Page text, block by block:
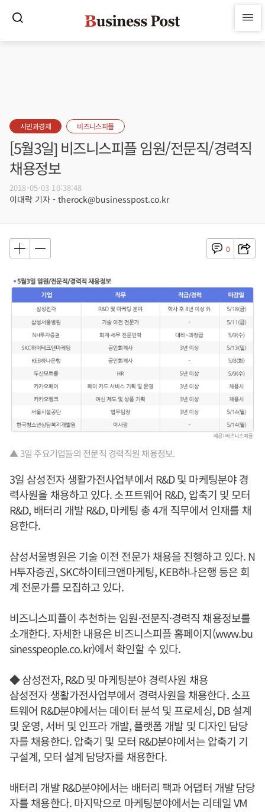
시민과경제 비즈니스피플
[5월3일] 비즈니스피플 임원/전문직/경력직
채용정보
2018-05-03 10:38:48
이대락 기자 - therock@businesspost.co.kr
0
▲ 3일 주요기업들의 전문직 경력직원 채용정보.
3일 삼성전자 생활가전사업부에서 R&D 및 마케팅분야 경
력사원을 채용하고 있다. 소프트웨어 R&D, 압축기 및 모터
R&D, 배터리 개발 R&D, 마케팅 총 4개 직무에서 인재를 채
용한다.
삼성서울병원은 기술 이전 전문가 채용을 진행하고 있다. N
H투자증권, SKC하이테크앤마케팅, KEB하나은행 등은 회
계 전문가를 모집하고 있다.
비즈니스피플이 추천하는 임원·전문직·경력직 채용정보를
소개한다. 자세한 내용은 비즈니스피플 홈페이지(www.bu
sinesspeople.co.kr)에서 확인할 수 있다.
◆ 삼성전자, R&D 및 마케팅분야 경력사원 채용
삼성전자 생활가전사업부에서 경력사원을 채용한다. 소프
트웨어 R&D분야에서는 데이터 분석 및 프로세싱, DB 설계
및 운영, 서버 및 인프라 개발, 플랫폼 개발 및 디자인 담당
자를 채용한다. 압축기 및 모터 R&D분야에서는 압축기 기
구설계, 모터 설계 담당자를 채용한다.
배터리 개발 R&D분야에서는 배터리 팩과 어댑터 개발 담당
자를 채용한다. 마지막으로 마케팅분야에서는 리테일 VM